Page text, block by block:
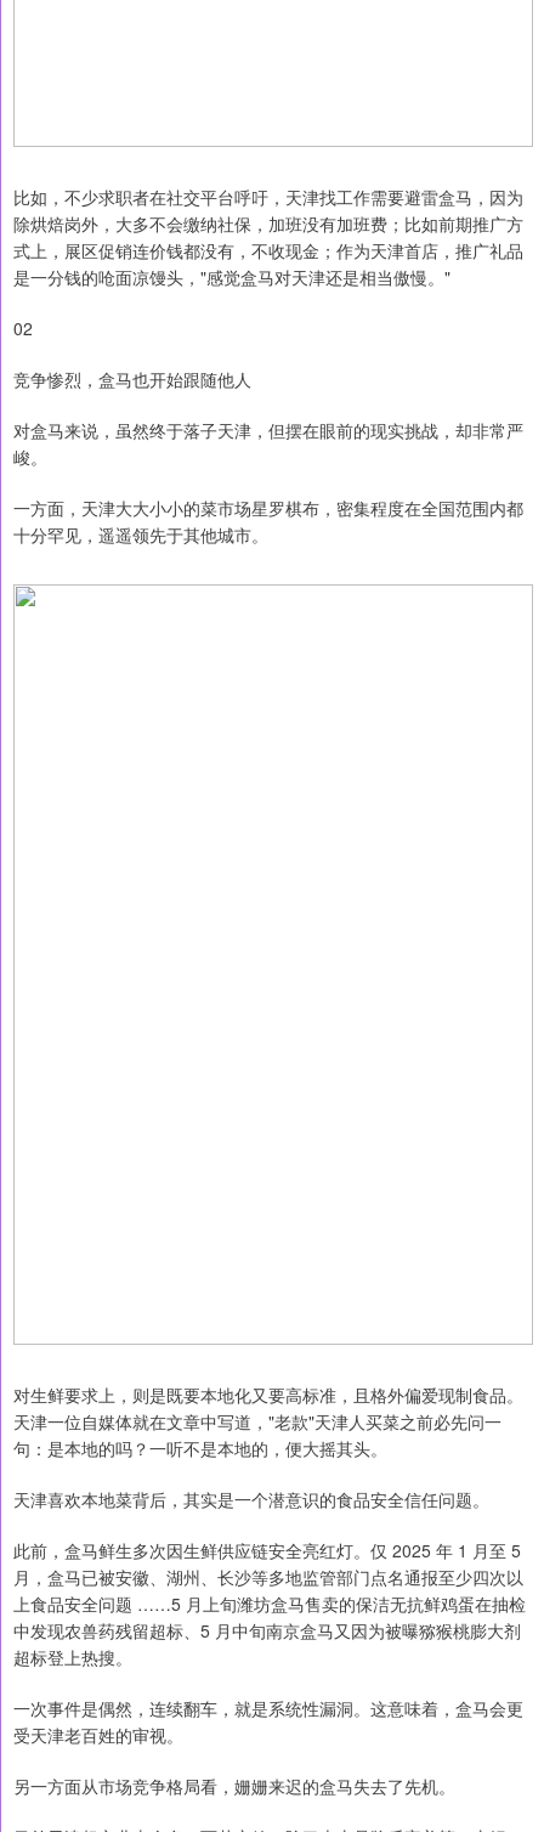
比如，不少求职者在社交平台呼吁，天津找工作需要避雷盒马，因为
除烘焙岗外，大多不会缴纳社保，加班没有加班费；比如前期推广方
式上，展区促销连价钱都没有，不收现金；作为天津首店，推广礼品
是一分钱的呛面凉馒头，"感觉盒马对天津还是相当傲慢。"
02
竞争惨烈，盒马也开始跟随他人
对盒马来说，虽然终于落子天津，但摆在眼前的现实挑战，却非常严
峻。
一方面，天津大大小小的菜市场星罗棋布，密集程度在全国范围内都
十分罕见，遥遥领先于其他城市。
对生鲜要求上，则是既要本地化又要高标准，且格外偏爱现制食品。
天津一位自媒体就在文章中写道，"老款"天津人买菜之前必先问一
句：是本地的吗？一听不是本地的，便大摇其头。
天津喜欢本地菜背后，其实是一个潜意识的食品安全信任问题。
此前，盒马鲜生多次因生鲜供应链安全亮红灯。仅 2025 年 1 月至 5
月，盒马已被安徽、湖州、长沙等多地监管部门点名通报至少四次以
上食品安全问题 ……5 月上旬潍坊盒马售卖的保洁无抗鲜鸡蛋在抽检
中发现农兽药残留超标、5 月中旬南京盒马又因为被曝猕猴桃膨大剂
超标登上热搜。
一次事件是偶然，连续翻车，就是系统性漏洞。这意味着，盒马会更
受天津老百姓的审视。
另一方面从市场竞争格局看，姗姗来迟的盒马失去了先机。